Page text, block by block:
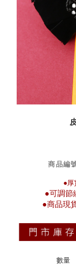
商品編
●厚
●可調節
●商品現
數量